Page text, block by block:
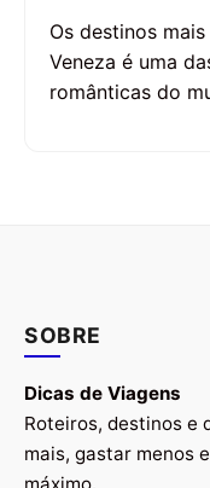
Os destinos
Veneza é uma
românticas do
SOBRE
Dicas de Viagens
Roteiros, destinos e
mais, gastar menos